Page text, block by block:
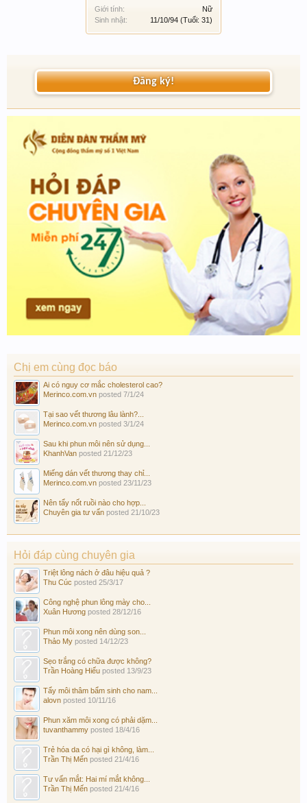
Giới tính:
Nữ
Sinh nhật:
11/10/94 (Tuổi: 31)
Đăng ký!
Chị em cùng đọc báo
Ai có nguy cơ mắc cholesterol cao?
Merinco.com.vn posted 7/1/24
Tại sao vết thương lâu lành?...
Merinco.com.vn posted 3/1/24
Sau khi phun môi nên sử dụng...
KhanhVan posted 21/12/23
Miếng dán vết thương thay chỉ...
Merinco.com.vn posted 23/11/23
Nên tẩy nốt ruồi nào cho hợp...
Chuyên gia tư vấn posted 21/10/23
Hỏi đáp cùng chuyên gia
Triệt lông nách ở đâu hiệu quả ?
Thu Cúc posted 25/3/17
Công nghệ phun lông mày cho...
Xuân Hương posted 28/12/16
Phun môi xong nên dùng son...
Thảo My posted 14/12/23
Sẹo trắng có chữa được không?
Trần Hoàng Hiếu posted 13/9/23
Tẩy môi thâm bẩm sinh cho nam...
alovn posted 10/11/16
Phun xăm môi xong có phải dặm...
tuvanthammy posted 18/4/16
Trẻ hóa da có hại gì không, làm...
Trần Thị Mến posted 21/4/16
Tư vấn mắt: Hai mí mắt không...
Trần Thị Mến posted 21/4/16